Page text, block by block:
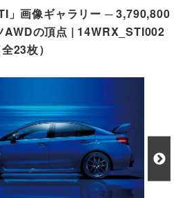
」画像ギャラリー ─ 3,790,800
AWDの頂点 | 14WRX_STI002
23枚）